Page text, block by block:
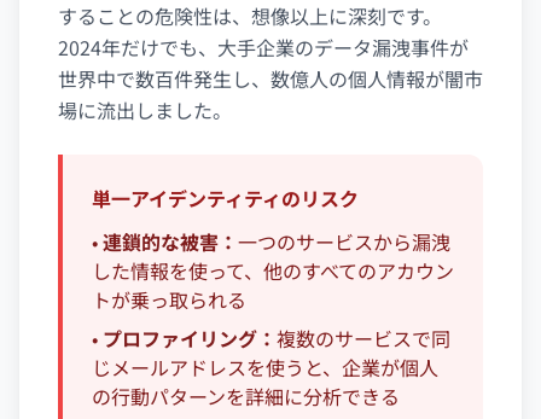
することの危険性は、想像以上に深刻です。
2024年だけでも、大手企業のデータ漏洩事件が
世界中で数百件発生し、数億人の個人情報が闇市
場に流出しました。
単一アイデンティティのリスク
•連鎖的な被害： 一つのサービスから漏洩
した情報を使って、他のすべてのアカウン
トが乗っ取られる
• プロファイリング： 複数のサービスで同
じメールアドレスを使うと、企業が個人
の行動パターンを詳細に分析できる